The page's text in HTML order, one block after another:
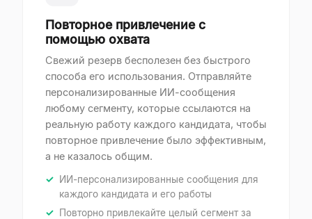
Повторное привлечение с
помощью охвата
Свежий резерв бесполезен без быстрого
способа его использования. Отправляйте
персонализированные ИИ-сообщения
любому сегменту, которые ссылаются на
реальную работу каждого кандидата, чтобы
повторное привлечение было эффективным,
а не казалось общим.
ИИ-персонализированные сообщения для
каждого кандидата и его работы
Повторно привлекайте целый сегмент за